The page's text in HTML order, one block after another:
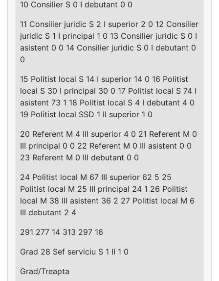
10 Consilier S 0 I debutant 0 0
11 Consilier juridic S 2 I superior 2 0 12 Consilier
juridic S 1 I principal 1 0 13 Consilier juridic S 0 I
asistent 0 0 14 Consilier juridic S 0 I debutant 0
0
15 Politist local S 14 I superior 14 0 16 Politist
local S 30 I principal 30 0 17 Politist local S 74 I
asistent 73 1 18 Politist local S 4 I debutant 4 0
19 Politist local SSD 1 II superior 1 0
20 Referent M 4 III superior 4 0 21 Referent M 0
III principal 0 0 22 Referent M 0 III asistent 0 0
23 Referent M 0 III debutant 0 0
24 Politist local M 67 III superior 62 5 25
Politist local M 25 III principal 24 1 26 Politist
local M 38 III asistent 36 2 27 Politist local M 6
III debutant 2 4
291 277 14 313 297 16
Grad 28 Sef serviciu S 1 II 1 0
Grad/Treapta